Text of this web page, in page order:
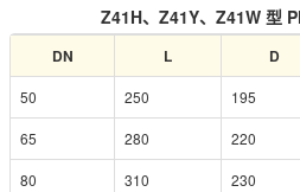
Z41H、Z41Y、Z41W 型
DN L D
50 250 195
65 280 220
80 310 230